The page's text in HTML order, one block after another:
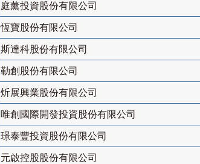
庭薰投資股份有限公司
恆寶股份有限公司
斯達科股份有限公司
勒創股份有限公司
炘展興業股份有限公司
唯創國際開發投資股份有限公司
璟泰豐投資股份有限公司
元啟控股股份有限公司